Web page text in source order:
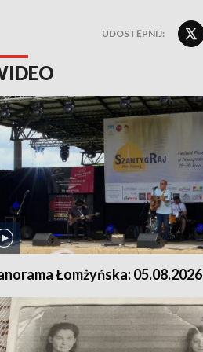
UDOSTĘPNIJ:
Łomżyńska: 05.08.2026